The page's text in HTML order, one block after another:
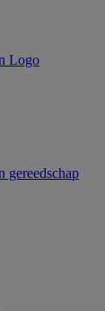
gereedschap